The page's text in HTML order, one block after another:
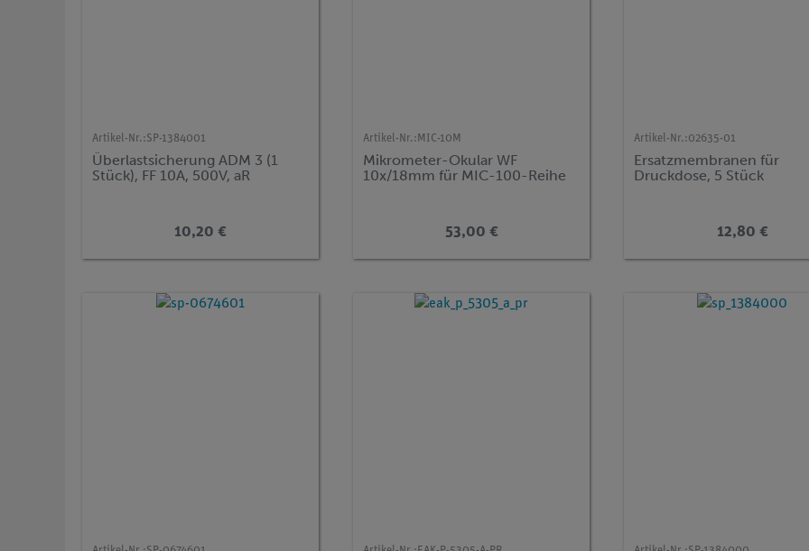
Artikel-Nr.:SP-1384001
Überlastsicherung ADM 3 (1
Stück), FF 10A, 500V, aR
10,20 €
Artikel-Nr.: MIC-10M
Mikrometer-Okular WF
10x/18mm für MIC-100-Reihe
53,00 €
Artikel-Nr.:02635-01
Ersatzmembranen für
Druckdose, 5 Stück
12,80 €